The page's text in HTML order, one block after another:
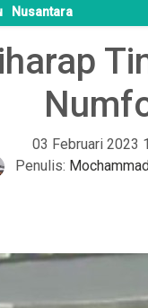
Nusantara
03 Februari 2023
Penulis: